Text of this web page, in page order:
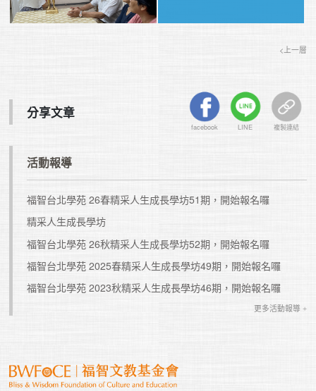
活動報導
福智台北學苑 26春精采人生成長學坊51期，開始報名囉
精采人生成長學坊
福智台北學苑 26秋精采人生成長學坊52期，開始報名囉
福智台北學苑 2025春精采人生成長學坊49期，開始報名囉
福智台北學苑 2023秋精采人生成長學坊46期，開始報名囉
更多活動報導 +
分享文章
facebook LINE 複製連結
<上一層